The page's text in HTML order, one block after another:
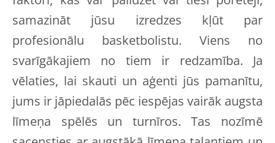
samazināt jūsu izredzes kļūt par
profesionālu basketbolistu. Viens no
svarīgākajiem no tiem ir redzamība. Ja
vēlaties, lai skauti un aģenti jūs pamanītu,
jums ir jāpiedalās pēc iespējas vairāk augsta
līmeņa spēlēs un turnīros. Tas nozīmē